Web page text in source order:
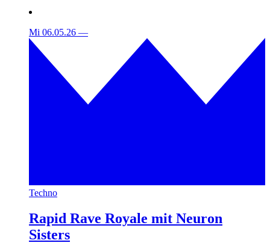
Mi 06.05.26 —
Techno
Rapid Rave Royale mit Neuron
Sisters